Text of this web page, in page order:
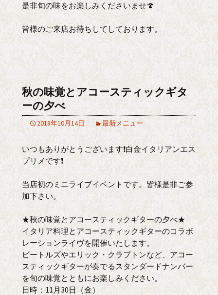
是非旬の味をお楽しみくださいませ🍄
皆様のご来店お待ちしてしております。
秋の味覚とアコースティックギタ
ーの夕べ
2018年10月14日 最新メニュー
いつもありがとうございます❗白金イタリアンエス
プリメです❗
当店初のミニライブイベントです。皆様是非ご参
加下さい。
★秋の味覚とアコースティックギターの夕べ★
イタリア料理とアコースティックギターのコラボ
レーションライヴを開催いたします。
ビートルズやエリック・クラプトンなど、アコー
スティックギターが奏でるスタンダードナンバー
を旬の味覚とともにお楽しみください。
日時：11月30日（金）